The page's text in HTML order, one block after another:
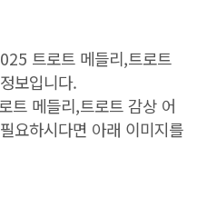
트로트 메들리,트로트
보입니다.
트 메들리,트로트 감상 어
요하시다면 아래 이미지를